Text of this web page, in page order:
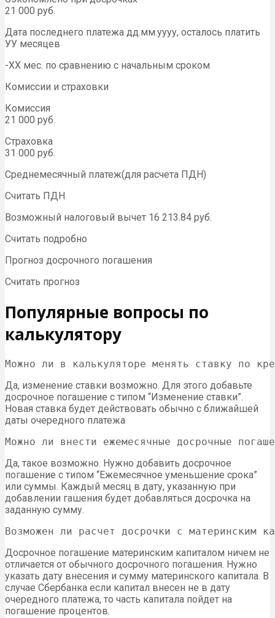
21 000 руб.
Дата последнего платежа дд.мм.уууу, осталось платить
УУ месяцев
-ХХ мес. по сравнению с начальным сроком
Комиссии и страховки
Комиссия
21 000 руб.
Страховка
31 000 руб.
Среднемесячный платеж(для расчета ПДН)
Считать ПДН
Возможный налоговый вычет 16 213.84 руб.
Считать подробно
Прогноз досрочного погашения
Считать прогноз
Популярные вопросы по
калькулятору
Можно ли в калькуляторе менять ставку по
Да, изменение ставки возможно. Для этого добавьте
досрочное погашение с типом “Изменение ставки”.
Новая ставка будет действовать обычно с ближайшей
даты очередного платежа
Можно ли внести ежемесячные досрочные
Да, такое возможно. Нужно добавить досрочное
погашение с типом “Ежемесячное уменьшение срока”
или суммы. Каждый месяц в дату, указанную при
добавлении гашения будет добавляться досрочка на
заданную сумму.
Возможен ли расчет досрочки с материнским
Досрочное погашение материнским капиталом ничем не
отличается от обычного досрочного погашения. Нужно
указать дату внесения и сумму материнского капитала. В
случае Сбербанка если капитал внесен не в дату
очередного платежа, то часть капитала пойдет на
погашение процентов.